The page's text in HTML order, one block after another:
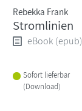
Rebekka Frank
Stromlinien
eBook (epub)
Sofort lieferbar
(Download)